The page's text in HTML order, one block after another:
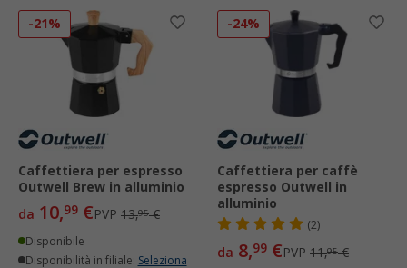
-21%
Caffettiera per espresso
Outwell Brew in alluminio
da 10,99 €PVP 13,95€
Disponibile
Disponibilità in filiale: Seleziona
-24%
Caffettiera per caffè
espresso Outwell in
alluminio
(2)
da 8,99 €PVP 11,95€